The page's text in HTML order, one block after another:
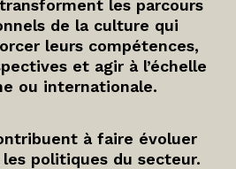
les parcours
de la culture qui
leurs compétences,
et agir à l’échelle
ou internationale.
à faire évoluer
politiques du secteur.